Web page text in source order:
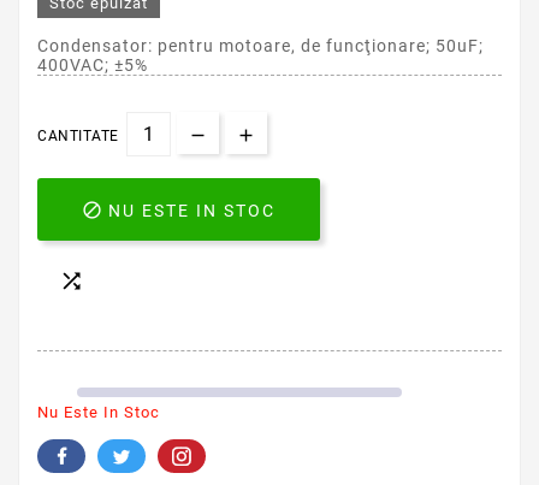
Condensator: pentru motoare, de funcţionare; 50uF;
400VAC; ±5%
CANTITATE
 NU ESTE IN STOC

Nu Este In Stoc